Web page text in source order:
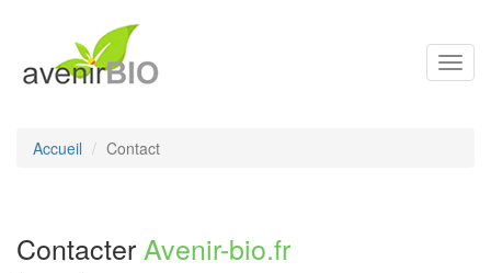
Accueil Contact
Contacter Avenir-bio.fr